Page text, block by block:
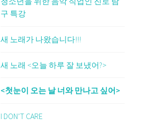
구 특강
새 노래가 나왔습니다!!!
새 노래 <오늘 하루 잘 보냈어?>
<첫눈이 오는 날 너와 만나고 싶어>
I DON’T CARE